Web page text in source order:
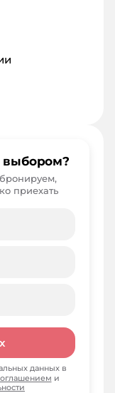
выбором?
приехать
данных в
и